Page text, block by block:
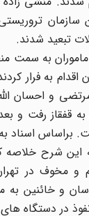
تروریستی
تبعید شدند.
به سمت
به فرار
و احسان الله
قفقاز رفت و
اسناد به جا
این شرح خلاصه
مخوف در
و خائنین به
در دستگاه های